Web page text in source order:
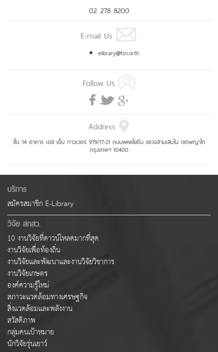
02 278 8200
E-mail Us
elibrary@tsri.or.th
Follow Us
Address
ชั้น 14 อาคาร เอส เอ็ม ทาวเวอร์ 979/17-21 ถนนพหลโยธิน แขวงสามเสนใน เขตพญาไท
กรุงเทพฯ 10400
บริการ
สมัครสมาชิก E-Library
วิจัย สกสว.
10 งานวิจัยที่ดาวน์โหลดมากที่สุด
งานวิจัยเพื่อท้องถิ่น
งานวิจัยและพัฒนาและงานวิจัยวิชาการ
งานวิจัยเกษตร
องค์ความรู้ใหม่
สภาวะแวดล้อมทางเศรษฐกิจ
สิ่งแวดล้อมและพลังงาน
สวัสดิภาพ
กลุ่มคนเป้าหมาย
นักวิจัยรุ่นเยาว์